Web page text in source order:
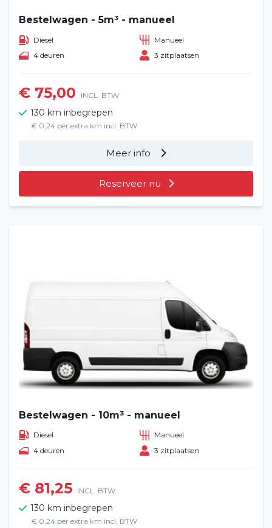
Bestelwagen - 5m³ - manueel
Diesel
Manueel
4 deuren
3 zitplaatsen
€ 75,00 INCL. BTW
130 km inbegrepen
€ 0,24 per extra km incl. BTW
Meer info
Reserveer nu
Bestelwagen - 10m³ - manueel
Diesel
Manueel
4 deuren
3 zitplaatsen
€ 81,25 INCL. BTW
130 km inbegrepen
€ 0,24 per extra km incl. BTW